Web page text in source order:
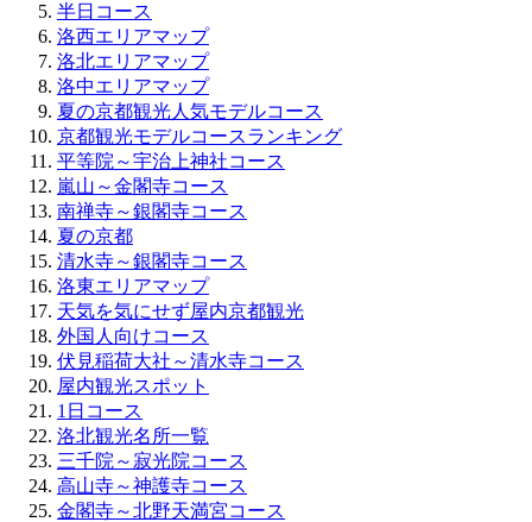
半日コース
洛西エリアマップ
洛北エリアマップ
洛中エリアマップ
夏の京都観光人気モデルコース
京都観光モデルコースランキング
平等院～宇治上神社コース
嵐山～金閣寺コース
南禅寺～銀閣寺コース
夏の京都
清水寺～銀閣寺コース
洛東エリアマップ
天気を気にせず屋内京都観光
外国人向けコース
伏見稲荷大社～清水寺コース
屋内観光スポット
1日コース
洛北観光名所一覧
三千院～寂光院コース
高山寺～神護寺コース
金閣寺～北野天満宮コース